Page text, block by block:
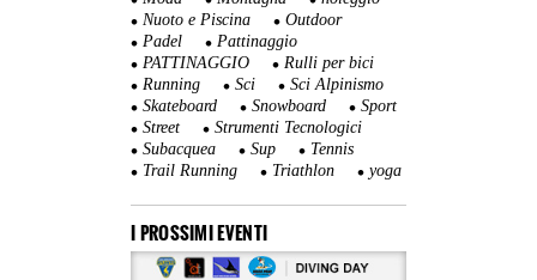
Nuoto e Piscina
Outdoor
Padel
Pattinaggio
PATTINAGGIO
Rulli per bici
Running
Sci
Sci Alpinismo
Skateboard
Snowboard
Sport
Street
Strumenti Tecnologici
Subacquea
Sup
Tennis
Trail Running
Triathlon yoga
I PROSSIMI EVENTI